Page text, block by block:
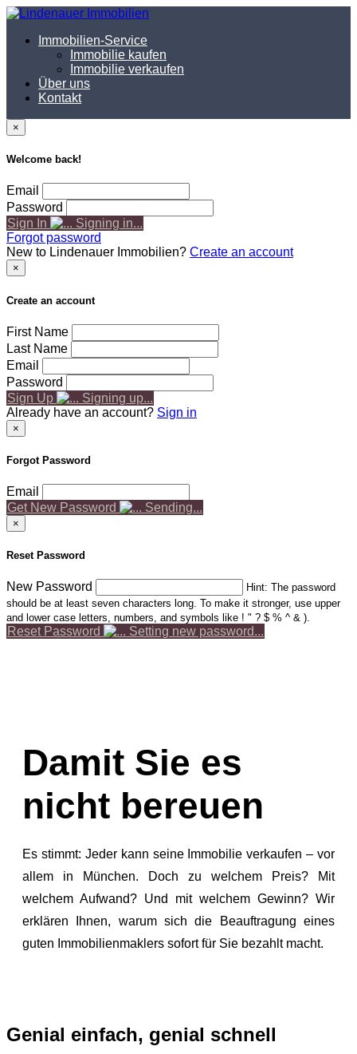
Immobilien-Service
Immobilie kaufen
Immobilie verkaufen
Über uns
Kontakt
×
Welcome back!
Email
Password
Sign In
Signing in...
Forgot password
New to Lindenauer Immobilien? Create an account
×
Create an account
First Name
Last Name
Email
Password
Sign Up
Signing up...
Already have an account? Sign in
×
Forgot Password
Email
Get New Password
Sending...
×
Reset Password
New Password
Hint: The password
should be at least seven characters long. To make it stronger, use upper
and lower case letters, numbers, and symbols like ! " ? $ % ^ & ).
Reset Password Setting new password...
Damit Sie es
nicht bereuen
Es stimmt: Jeder kann seine Immobilie verkaufen – vor
allem in München. Doch zu welchem Preis? Mit
welchem Aufwand? Und mit welchem Gewinn? Wir
erklären Ihnen, warum sich die Beauftragung eines
guten Immobilienmaklers sofort für Sie bezahlt macht.
Genial einfach, genial schnell